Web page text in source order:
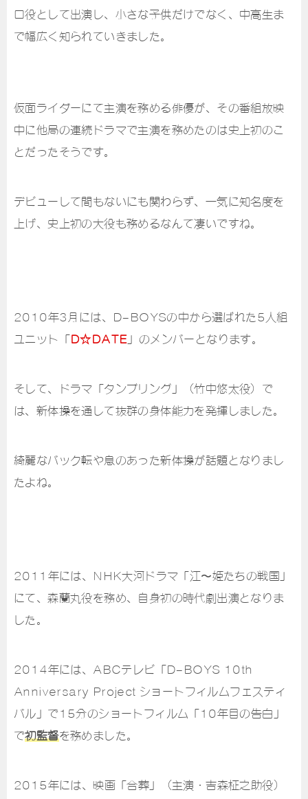
ロ役として出演し、小さな子供だけでなく、中高生ま
で幅広く知られていきました。
仮面ライダーにて主演を務める俳優が、その番組放映
中に他局の連続ドラマで主演を務めたのは史上初のこ
とだったそうです。
デビューして間もないにも関わらず、一気に知名度を
上げ、史上初の大役も務めるなんて凄いですね。
2010年3月には、D-BOYSの中から選ばれた5人組
ユニット「D☆DATE 」のメンバーとなります。
そして、ドラマ「タンブリング」（竹中悠太役）で
は、新体操を通して抜群の身体能力を発揮しました。
綺麗なバック転や息のあった新体操が話題となりまし
たよね。
2011年には、NHK大河ドラマ「江〜姫たちの戦国」
にて、森蘭丸役を務め、自身初の時代劇出演となりま
した。
2014年には、ABCテレビ「D-BOYS 10th
Anniversary Project ショートフィルムフェスティ
バル」で15分のショートフィルム「10年目の告白」
で初監督を務めました。
2015年には、映画「合葬」（主演・吉森柾之助役）